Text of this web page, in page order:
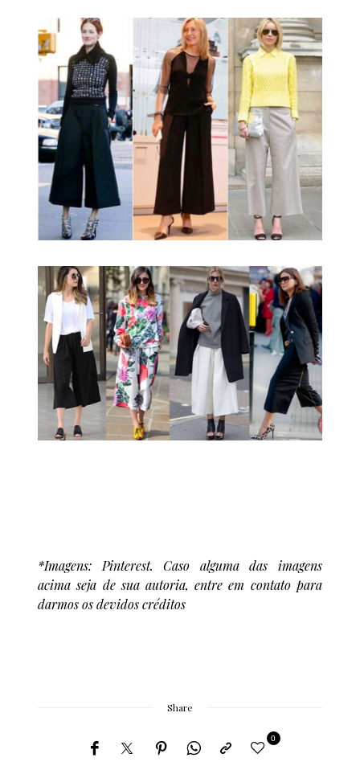
*Imagens: Pinterest. Caso alguma das imagens
acima seja de sua autoria, entre em contato para
darmos os devidos créditos
Share
0